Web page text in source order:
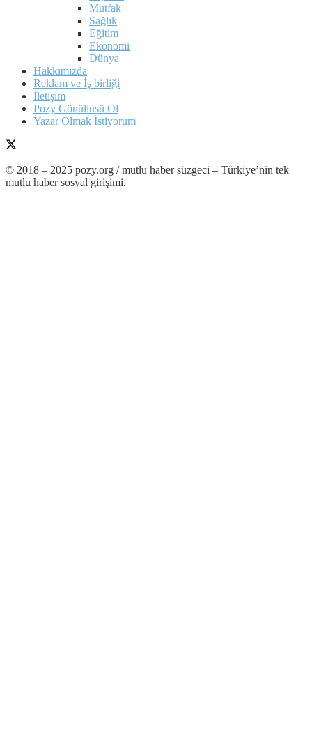
Mutfak
Sağlık
Eğitim
Ekonomi
Dünya
Hakkımızda
Reklam ve İş birliği
İletişim
Pozy Gönüllüsü Ol
Yazar Olmak İstiyorum
© 2018 – 2025 pozy.org / mutlu haber süzgeci – Türkiye’nin tek
mutlu haber sosyal girişimi.